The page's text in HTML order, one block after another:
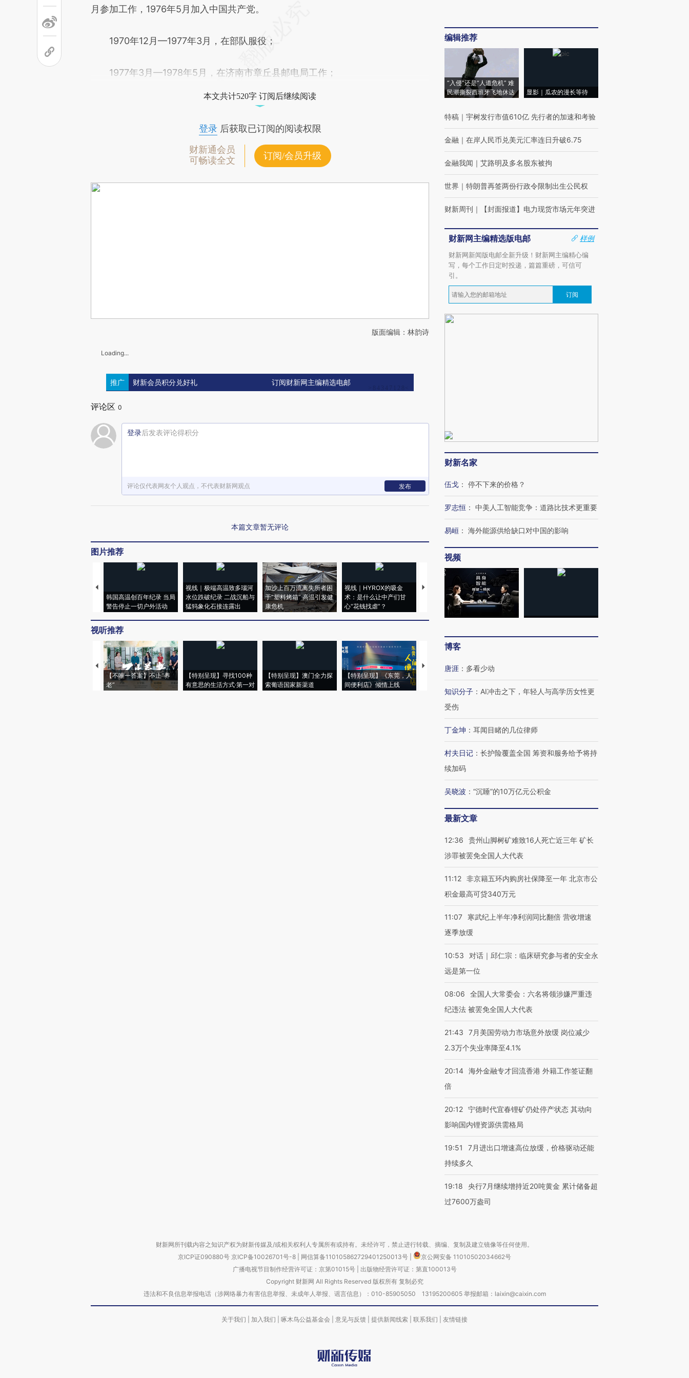
月参加工作，1976年5月加入中国共产党。
1970年12月—1977年3月，在部队服役；
1977年3月—1978年5月，在济南市章丘县邮电局工作；
本文共计520字 订阅后继续阅读
登录后获取已订阅的阅读权限
财新通会员
可畅读全文
订阅/会员升级
版面编辑：林韵诗
Loading...
推广 财新会员积分兑好礼 订阅财新网主编精选电邮
评论区 0
登录后发表评论得积分
评论仅代表网友个人观点，不代表财新网观点 发布
本篇文章暂无评论
图片推荐
韩国高温创百年纪录 当局
警告停止一切户外活动
视线｜极端高温致多瑙河
水位跌破纪录 二战沉船与
猛犸象化石接连露出
加沙上百万流离失所者困
于“塑料烤箱” 高温引发健
康危机
视线｜HYROX的吸金
术：是什么让中产们甘
心“花钱找虐”？
马航飞行员跨国走私7万
粒摇头丸 尿检体内含3种
视线｜被称为“蟑螂”的印
度Z世代 用街头抗争将教
育部长拱下台
视听推荐
【不唯一答案】不止“养
老”
【特别呈现】寻找100种
有意思的生活方式·第一对
【特别呈现】澳门全力探
索葡语国家新渠道
【特别呈现】《东莞，人
间便利店》倾情上线
【推广】走进第四届链博
编辑推荐
“入侵”还是“人道危机” 难
民潮撕裂西班牙飞地休达
显影｜瓜农的漫长等待
特稿 ｜ 宇树发行市值610亿 先行者的加速和考验
金融 ｜ 在岸人民币兑美元汇率连日升破6.75
金融我闻 ｜ 艾路明及多名股东被拘
世界 ｜ 特朗普再签两份行政令限制出生公民权
财新周刊 ｜ 【封面报道】电力现货市场元年突进
财新网主编精选版电邮
样例
财新网新闻版电邮全新升级！财新网主编精心编
写，每个工作日定时投递，篇篇重磅，可信可
引。
订阅
财新名家
伍戈 ： 停不下来的价格？
罗志恒 ： 中美人工智能竞争：道路比技术更重要
易峘 ： 海外能源供给缺口对中国的影响
视频
博客
唐涯 ： 多看少动
知识分子 ： AI冲击之下，年轻人与高学历女性更
受伤
丁金坤 ： 耳闻目睹的几位律师
村夫日记 ： 长护险覆盖全国 筹资和服务给予将持
续加码
吴晓波 ： “沉睡”的10万亿元公积金
最新文章
12:36
贵州山脚树矿难致16人死亡近三年 矿长
涉罪被罢免全国人大代表
11:12 非京籍五环内购房社保降至一年 北京市公
积金最高可贷340万元
11:07
寒武纪上半年净利润同比翻倍 营收增速
逐季放缓
10:53
对话｜邱仁宗：临床研究参与者的安全永
远是第一位
08:06
全国人大常委会：六名将领涉嫌严重违
纪违法 被罢免全国人大代表
21:43
7月美国劳动力市场意外放缓 岗位减少
2.3万个失业率降至4.1%
20:14 海外金融专才回流香港 外籍工作签证翻
倍
20:12 宁德时代宜春锂矿仍处停产状态 其动向
影响国内锂资源供需格局
19:51
7月进出口增速高位放缓，价格驱动还能
持续多久
19:18
央行7月继续增持近20吨黄金 累计储备超
过7600万盎司
财新网所刊载内容之知识产权为财新传媒及/或相关权利人专属所有或持有。未经许可，禁止进行转载、摘编、复制及建立镜像等任何使用。
京ICP证090880号 京ICP备10026701号-8 网信算备110105862729401250013号
京公网安备 11010502034662号
广播电视节目制作经营许可证：京第01015号| 出版物经营许可证：第直100013号
Copyright 财新网 All Rights Reserved 版权所有 复制必究
违法和不良信息举报电话（涉网络暴力有害信息举报、未成年人举报、谣言信息）：010-85905050 13195200605 举报邮箱：laixin@caixin.com
关于我们 加入我们 啄木鸟公益基金会 意见与反馈 提供新闻线索 联系我们 友情链接